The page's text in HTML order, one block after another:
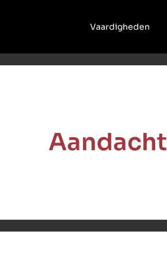
Vaardigheden
Aandacht